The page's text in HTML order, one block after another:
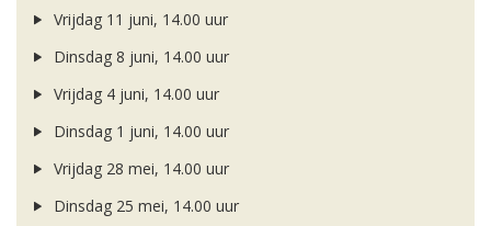
Vrijdag 11 juni, 14.00 uur
Dinsdag 8 juni, 14.00 uur
Vrijdag 4 juni, 14.00 uur
Dinsdag 1 juni, 14.00 uur
Vrijdag 28 mei, 14.00 uur
Dinsdag 25 mei, 14.00 uur